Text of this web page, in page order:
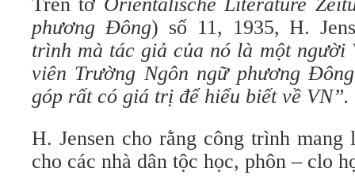
phương Đông) số 11, 1935, H.
trình mà tác giả của nó là một người
viên Trường Ngôn ngữ phương
góp rất có giá trị để hiểu biết về VN”.
H. Jensen cho rằng công trình
cho các nhà dân tộc học, phôn – clo